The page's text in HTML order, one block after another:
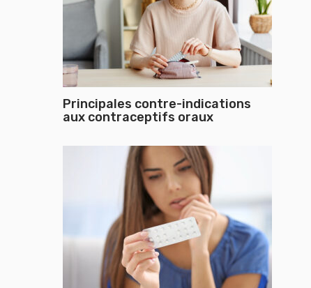
Principales contre-indications
aux contraceptifs oraux